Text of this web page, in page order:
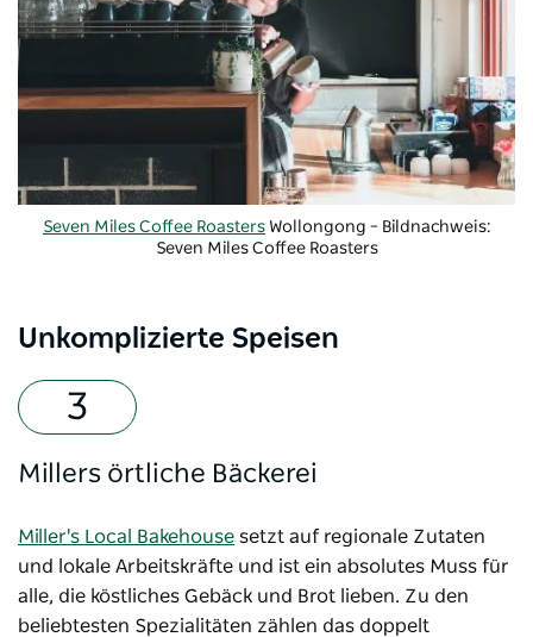
Seven Miles Coffee Roasters Wollongong – Bildnachweis:
Seven Miles Coffee Roasters
Unkomplizierte Speisen
Millers örtliche Bäckerei
Miller's Local Bakehouse setzt auf regionale Zutaten
und lokale Arbeitskräfte und ist ein absolutes Muss für
alle, die köstliches Gebäck und Brot lieben. Zu den
beliebtesten Spezialitäten zählen das doppelt